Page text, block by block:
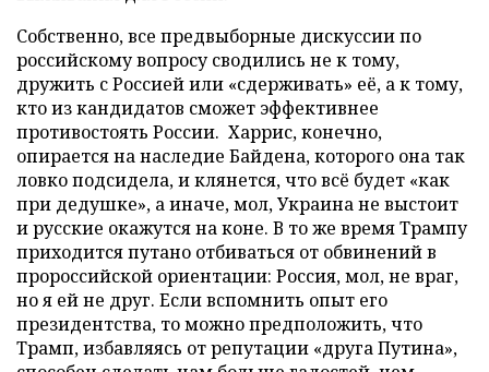
Собственно, все предвыборные дискуссии по
российскому вопросу сводились не к тому,
дружить с Россией или «сдерживать» её, а к тому,
кто из кандидатов сможет эффективнее
противостоять России. Харрис, конечно,
опирается на наследие Байдена, которого она так
ловко подсидела, и клянется, что всё будет «как
при дедушке», а иначе, мол, Украина не выстоит
и русские окажутся на коне. В то же время Трампу
приходится путано отбиваться от обвинений в
пророссийской ориентации: Россия, мол, не враг,
но я ей не друг. Если вспомнить опыт его
президентства, то можно предположить, что
Трамп, избавляясь от репутации «друга Путина»,